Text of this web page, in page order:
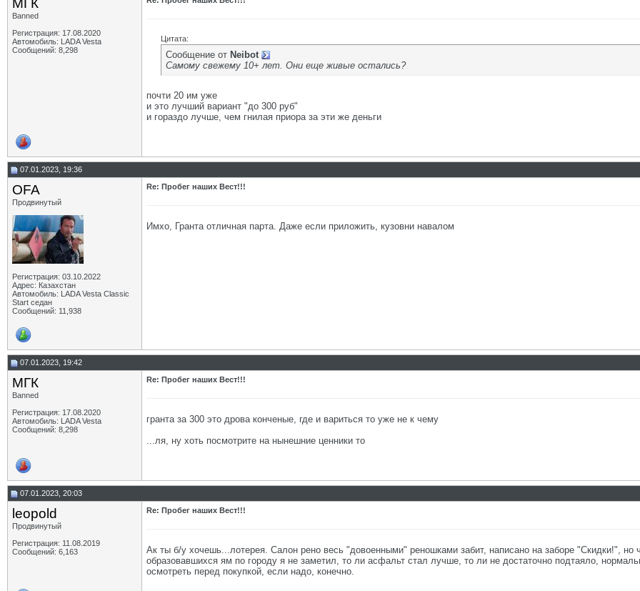
МГК
Banned
Регистрация: 17.08.2020
Автомобиль: LADA Vesta
Сообщений: 8,298
Цитата:
Сообщение от Neibot
Самому свежему 10+ лет. Они еще живые остались?
почти 20 им уже
и это лучший вариант "до 300 руб"
и гораздо лучше, чем гнилая приора за эти же деньги
07.01.2023, 19:36
OFA
Продвинутый
Регистрация: 03.10.2022
Адрес: Казахстан
Автомобиль: LADA Vesta Classic
Start седан
Сообщений: 11,938
Re: Пробег наших Вест!!!
Имхо, Гранта отличная парта. Даже если приложить, кузовни навалом
07.01.2023, 19:42
МГК
Banned
Регистрация: 17.08.2020
Автомобиль: LADA Vesta
Сообщений: 8,298
Re: Пробег наших Вест!!!
гранта за 300 это дрова конченые, где и вариться то уже не к чему
...ля, ну хоть посмотрите на нынешние ценники то
07.01.2023, 20:03
leopold
Продвинутый
Регистрация: 11.08.2019
Сообщений: 6,163
Re: Пробег наших Вест!!!
Ак ты б/у хочешь...лотерея. Салон рено весь "довоенными" реношками забит, написано на заборе "Скидки!",
образовавшихся ям по городу я не заметил, то ли асфальт стал лучше, то ли не достаточно подтаяло,
осмотреть перед покупкой, если надо, конечно.